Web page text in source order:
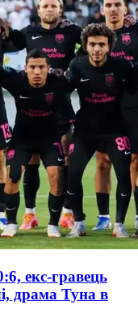
екс-гравець
драма Туна в